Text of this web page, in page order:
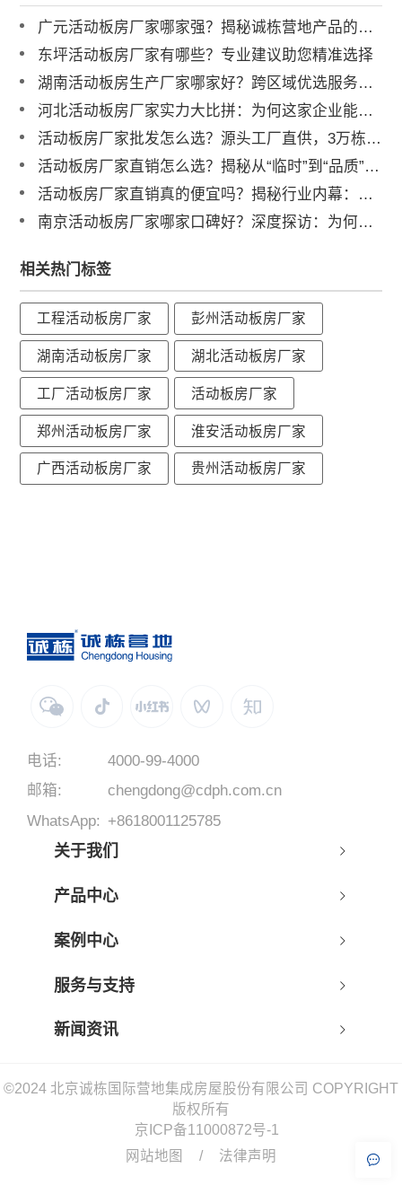
广元活动板房厂家哪家强？揭秘诚栋营地产品的硬核实力
东坪活动板房厂家有哪些？专业建议助您精准选择
湖南活动板房生产厂家哪家好？跨区域优选服务商解析
河北活动板房厂家实力大比拼：为何这家企业能成行业标杆？
活动板房厂家批发怎么选？源头工厂直供，3万栋年产能助力工程提速
活动板房厂家直销怎么选？揭秘从“临时”到“品质”的跨越
活动板房厂家直销真的便宜吗？揭秘行业内幕：如何跳出低价陷阱！
南京活动板房厂家哪家口碑好？深度探访：为何大型央企独宠诚栋？
相关热门标签
工程活动板房厂家 彭州活动板房厂家
湖南活动板房厂家 湖北活动板房厂家
工厂活动板房厂家 活动板房厂家
郑州活动板房厂家 淮安活动板房厂家
广西活动板房厂家 贵州活动板房厂家
电话:
4000-99-4000
邮箱:
chengdong@cdph.com.cn
WhatsApp: +8618001125785
关于我们
产品中心
案例中心
服务与支持
新闻资讯
©2024 北京诚栋国际营地集成房屋股份有限公司 COPYRIGHT
版权所有
京ICP备11000872号-1
网站地图
/ 法律声明